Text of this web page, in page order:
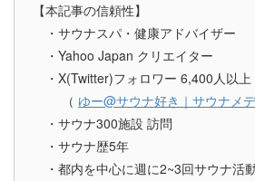
【本記事の信頼性】
・サウナスパ・健康アドバイザー
・Yahoo Japan クリエイター
・X(Twitter)フォロワー 6,400人以上
（ ゆー@サウナ好き｜サウナメ
・サウナ300施設 訪問
・サウナ歴5年
・都内を中心に週に2~3回サウナ活